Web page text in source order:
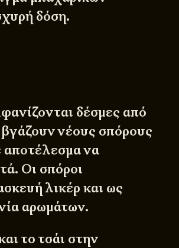
δόση.
δέσμες από
βγάζουν νέους σπόρους
να
Οι σπόροι
λικέρ και ως
αρωμάτων.
το τσάι στην